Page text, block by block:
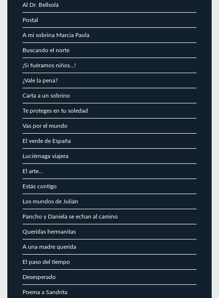
Al Dr. Bellsolá
Postal
A mi sobrina Marcia Paola
Buscando el norte
¡Si fuéramos niños…!
¿Vale la pena?
Carta a un sobrino
Te proteges en tu soledad
Vas por el mundo
El verde de España
Luciérnaga viajera
El arte…
Estás contigo
Los mundos de Julián
Pancho y Daniela se echan al camino
Queridas hermanitas
A una madre querida
El paso del tiempo
Desesperado
Poema a Sandrita